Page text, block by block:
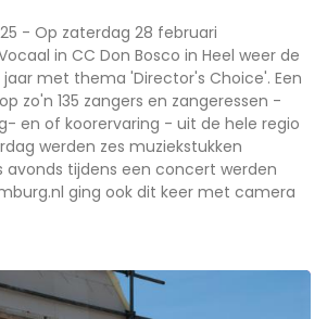
- Op zaterdag 28 februari
in CC Don Bosco in Heel weer de
jaar met thema 'Director's Choice'. Een
zo'n 135 zangers en zangeressen -
en of koorervaring - uit de hele regio
werden zes muziekstukken
avonds tijdens een concert werden
ging ook dit keer met camera